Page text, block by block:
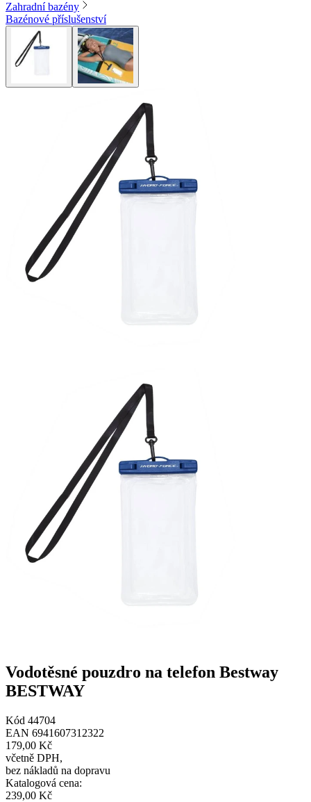
Zahradní bazény
Bazénové příslušenství
Vodotěsné pouzdro na telefon Bestway
BESTWAY
Kód 44704
EAN 6941607312322
179,00 Kč
včetně DPH,
bez nákladů na dopravu
Katalogová cena:
239,00 Kč